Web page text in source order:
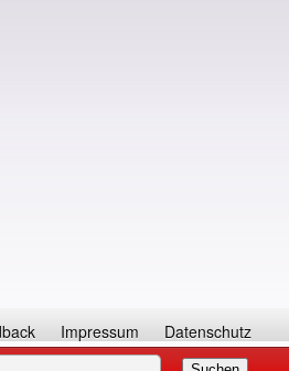
Impressum Datenschutz